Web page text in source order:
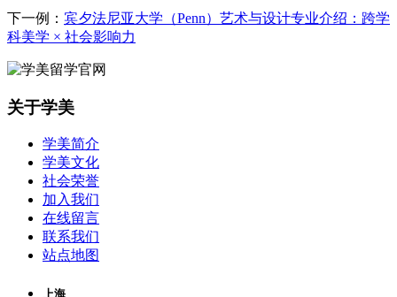
下一例： 宾夕法尼亚大学（Penn）艺术与设计专业介绍：跨学
科美学 × 社会影响力
关于学美
学美简介
学美文化
社会荣誉
加入我们
在线留言
联系我们
站点地图
上海